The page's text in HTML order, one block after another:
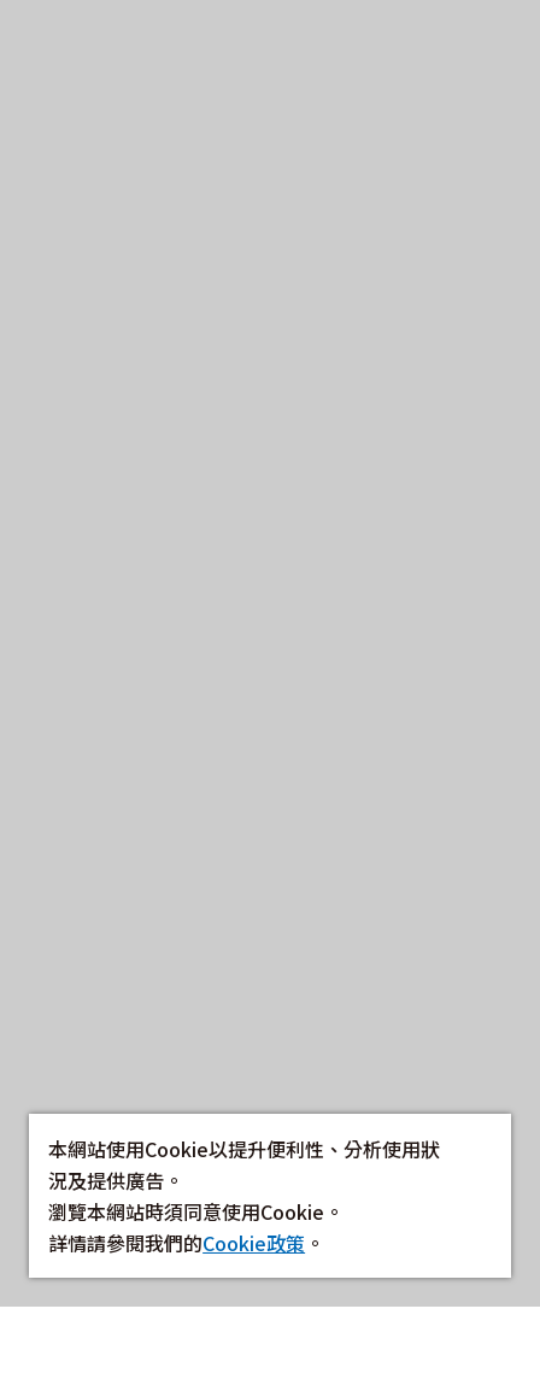
本網站使用Cookie以提升便利性、分析使用狀
況及提供廣告。
瀏覽本網站時須同意使用Cookie。
詳情請參閱我們的Cookie政策 。